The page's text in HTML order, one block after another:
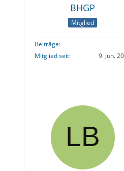
BHGP
Mitglied
Beiträge
Mitglied seit
9. Jun.